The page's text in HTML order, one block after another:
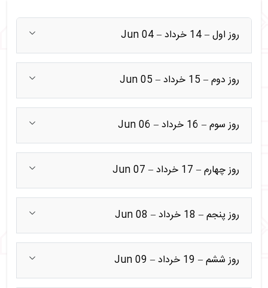
روز اول – 14 خرداد – 04 Jun
روز دوم – 15 خرداد – 05 Jun
روز سوم – 16 خرداد – 06 Jun
روز چهارم – 17 خرداد – 07 Jun
روز پنجم – 18 خرداد – 08 Jun
روز ششم – 19 خرداد – 09 Jun